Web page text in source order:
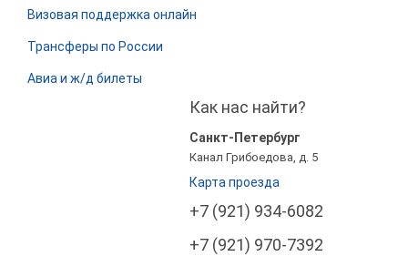
Визовая поддержка онлайн
Трансферы по России
Авиа и ж/д билеты
Как нас найти?
Санкт-Петербург
Канал Грибоедова, д. 5
Карта проезда
+7 (921) 934-6082
+7 (921) 970-7392